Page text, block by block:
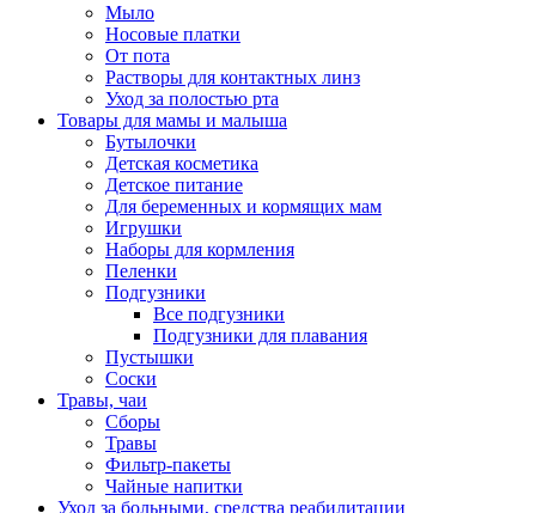
Мыло
Носовые платки
От пота
Растворы для контактных линз
Уход за полостью рта
Товары для мамы и малыша
Бутылочки
Детская косметика
Детское питание
Для беременных и кормящих мам
Игрушки
Наборы для кормления
Пеленки
Подгузники
Все подгузники
Подгузники для плавания
Пустышки
Соски
Травы, чаи
Сборы
Травы
Фильтр-пакеты
Чайные напитки
Уход за больными, средства реабилитации